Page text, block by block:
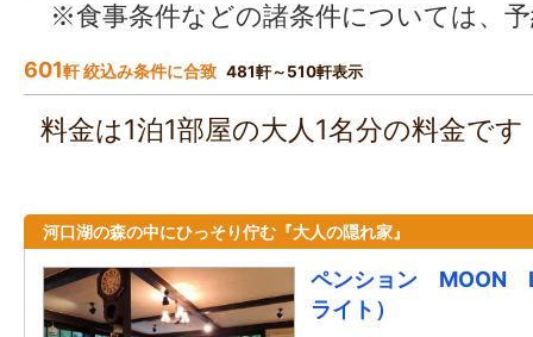
※食事条件などの諸条件については、
601軒 絞込み条件に合致 481軒～510軒表示
料金は1泊1部屋の大人1名分の料金で
河口湖の森の中にひっそり佇む『大人の隠れ家』
ペンション MOON
ライト）